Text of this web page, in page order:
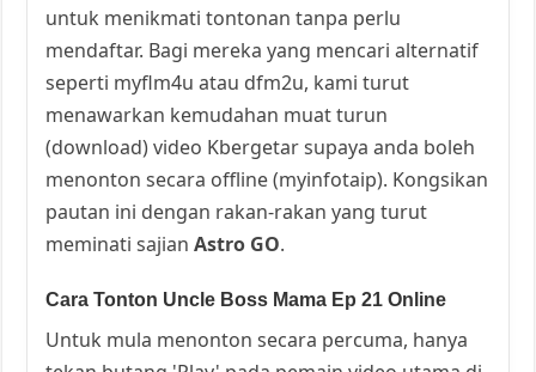
untuk menikmati tontonan tanpa perlu
mendaftar. Bagi mereka yang mencari alternatif
seperti myflm4u atau dfm2u, kami turut
menawarkan kemudahan muat turun
(download) video Kbergetar supaya anda boleh
menonton secara offline (myinfotaip). Kongsikan
pautan ini dengan rakan-rakan yang turut
meminati sajianAstro GO.
Cara Tonton Uncle Boss Mama Ep 21 Online
Untuk mula menonton secara percuma, hanya